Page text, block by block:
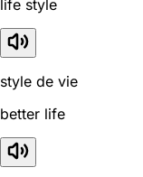
life style
style de vie
better life